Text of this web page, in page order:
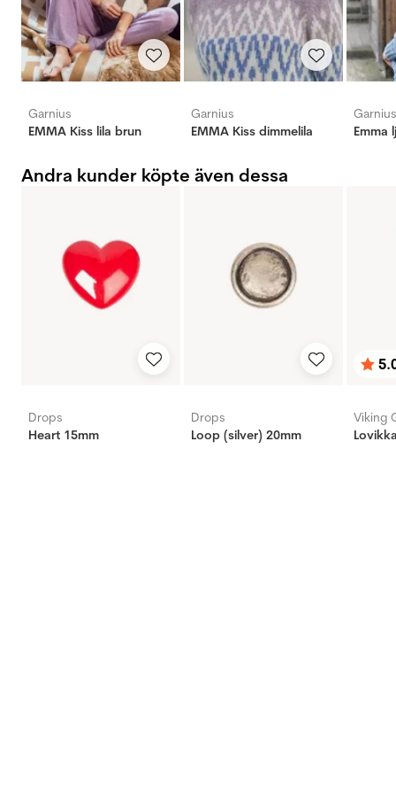
Garnius
EMMA Kiss lila brun
Garnius
EMMA Kiss dimmelila
Garnius
Emma
Andra kunder köpte även dessa
Drops
Heart 15mm
Drops
Loop (silver) 20mm
utav
Viking